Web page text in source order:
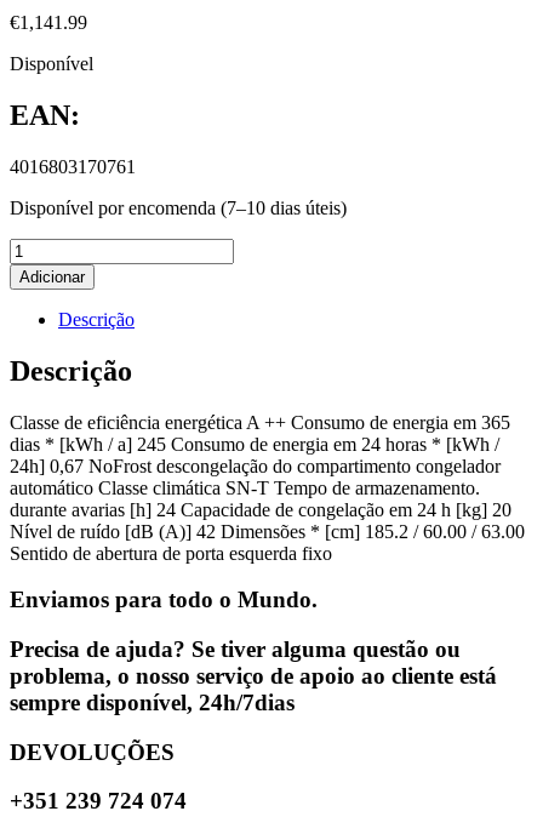
€1,141.99
Disponível
EAN:
4016803170761
Disponível por encomenda (7–10 dias úteis)
Adicionar
Descrição
Descrição
Classe de eficiência energética A ++ Consumo de energia em 365
dias * [kWh / a] 245 Consumo de energia em 24 horas * [kWh /
24h] 0,67 NoFrost descongelação do compartimento congelador
automático Classe climática SN-T Tempo de armazenamento.
durante avarias [h] 24 Capacidade de congelação em 24 h [kg] 20
Nível de ruído [dB (A)] 42 Dimensões * [cm] 185.2 / 60.00 / 63.00
Sentido de abertura de porta esquerda fixo
Enviamos para todo o Mundo.
Precisa de ajuda? Se tiver alguma questão ou
problema, o nosso serviço de apoio ao cliente está
sempre disponível, 24h/7dias
DEVOLUÇÕES
+351 239 724 074